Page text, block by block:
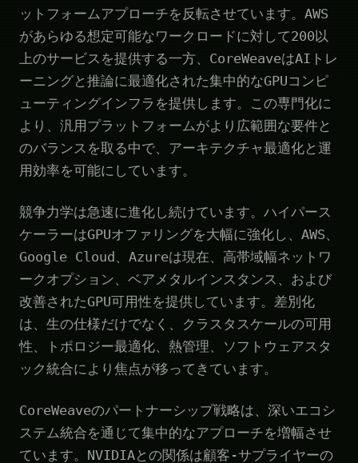
ットフォームアプローチを反転させています。AWS
があらゆる想定可能なワークロードに対して200以
上のサービスを提供する一方、CoreWeaveはAIトレ
ーニングと推論に最適化された集中的なGPUコンピ
ューティングインフラを提供します。この専門化に
より、汎用プラットフォームがより広範囲な要件と
のバランスを取る中で、アーキテクチャ最適化と運
用効率を可能にしています。
競争力学は急速に進化し続けています。ハイパース
ケーラーはGPUオファリングを大幅に強化し、AWS、
Google Cloud、Azureは現在、高帯域幅ネットワ
ークオプション、ベアメタルインスタンス、および
改善されたGPU可用性を提供しています。差別化
は、生の仕様だけでなく、クラスタスケールの可用
性、トポロジー最適化、熱管理、ソフトウェアスタ
ック統合により焦点が移ってきています。
CoreWeaveのパートナーシップ戦略は、深いエコシ
ステム統合を通じて集中的なアプローチを増幅させ
ています。NVIDIAとの関係は顧客-サプライヤーの